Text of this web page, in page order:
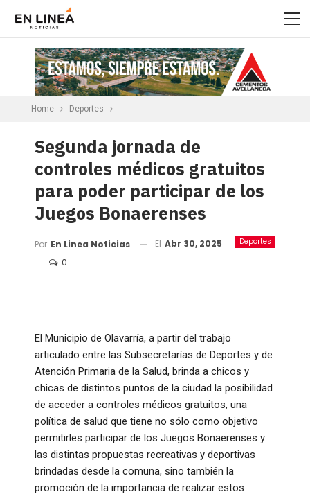
Home Deportes
Segunda jornada de
controles médicos gratuitos
para poder participar de los
Juegos Bonaerenses
Deportes
Por En Linea Noticias El Abr 30, 2025
0
El Municipio de Olavarría, a partir del trabajo
articulado entre las Subsecretarías de Deportes y de
Atención Primaria de la Salud, brinda a chicos y
chicas de distintos puntos de la ciudad la posibilidad
de acceder a controles médicos gratuitos, una
política de salud que tiene no sólo como objetivo
permitirles participar de los Juegos Bonaerenses y
las distintas propuestas recreativas y deportivas
brindadas desde la comuna, sino también la
promoción de la importancia de realizar estos